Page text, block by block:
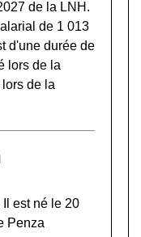
de la LNH.
de 1 013
d'une durée de
lors de la
de la
est né le 20
Penza